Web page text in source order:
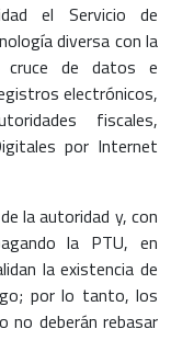
el Servicio de
diversa con la
cruce de datos e
electrónicos,
fiscales,
por Internet
la autoridad y, con
la PTU, en
la existencia de
por lo tanto, los
no deberán rebasar